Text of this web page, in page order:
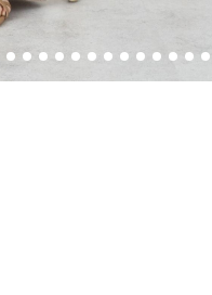
30 31 32 33 34 35 36 37 38 39 40 41 42